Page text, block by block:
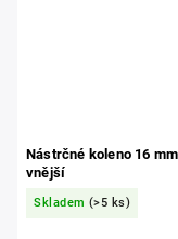
Nástrčné koleno 16
vnější
Skladem (>5 ks)